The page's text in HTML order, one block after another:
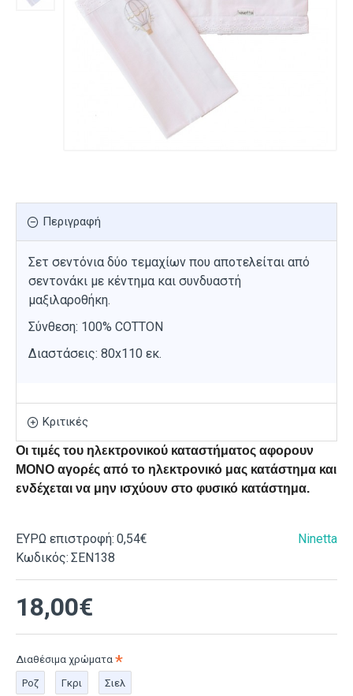
Περιγραφή
Σετ σεντόνια δύο τεμαχίων που αποτελείται από
σεντονάκι με κέντημα και συνδυαστή
μαξιλαροθήκη.
Σύνθεση: 100% COTTON
Διαστάσεις: 80x110 εκ.
Κριτικές
Οι τιμές του ηλεκτρονικού καταστήματος αφορουν
ΜΟΝΟ αγορές από το ηλεκτρονικό μας κατάστημα και
ενδέχεται να μην ισχύουν στο φυσικό κατάστημα.
ΕΥΡΩ επιστροφή: 0,54€
Κωδικός: ΣΕΝ138
Ninetta
18,00€
Διαθέσιμα χρώματα
Ροζ
Γκρι Σιελ